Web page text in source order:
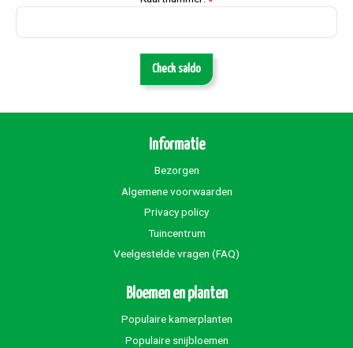
Check saldo
Informatie
Bezorgen
Algemene voorwaarden
Privacy policy
Tuincentrum
Veelgestelde vragen (FAQ)
Bloemen en planten
Populaire kamerplanten
Populaire snijbloemen